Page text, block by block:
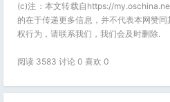
(c)注：本文转载自https://
的在于传递更多信息，并不代表本网赞
权行为，请联系我们，我们会及时删除.
阅读 3583 讨论 0 喜欢 0